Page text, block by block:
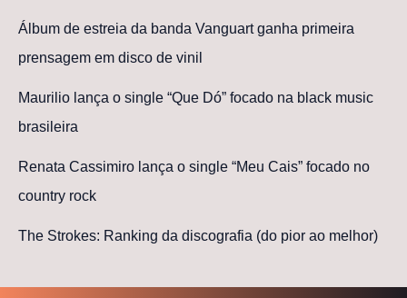
Álbum de estreia da banda Vanguart ganha primeira
prensagem em disco de vinil
Maurilio lança o single “Que Dó” focado na black music
brasileira
Renata Cassimiro lança o single “Meu Cais” focado no
country rock
The Strokes: Ranking da discografia (do pior ao melhor)